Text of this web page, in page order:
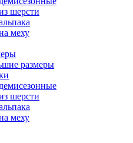
шерсти
меху
размеры
шерсти
меху